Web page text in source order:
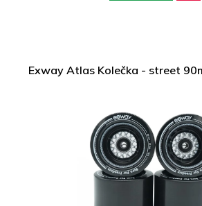
Exway Atlas Kolečka - street